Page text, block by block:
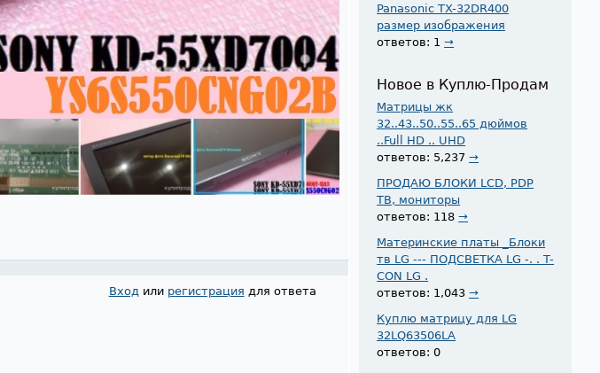
Вход или регистрация для ответа
Panasonic TX-32DR400
размер изображения
ответов: 1→
Новое в Куплю-Продам
Матрицы жк
32..43..50..55..65 дюймов
..Full HD .. UHD
ответов: 5,237→
ПРОДАЮ БЛОКИ LCD, PDP
ТВ, мониторы
ответов: 118→
Материнские платы _Блоки
тв LG --- ПОДСВЕТКА LG -. . T-
CON LG .
ответов: 1,043→
Куплю матрицу для LG
32LQ63506LA
ответов: 0